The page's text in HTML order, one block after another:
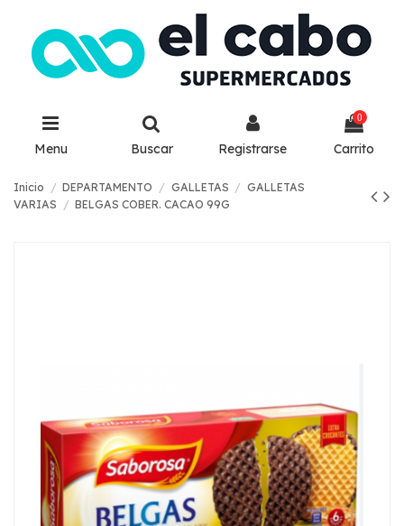
Menu Buscar Registrarse
0
Carrito
Inicio DEPARTAMENTO GALLETAS
GALLETAS
VARIAS
BELGAS COBER. CACAO 99G